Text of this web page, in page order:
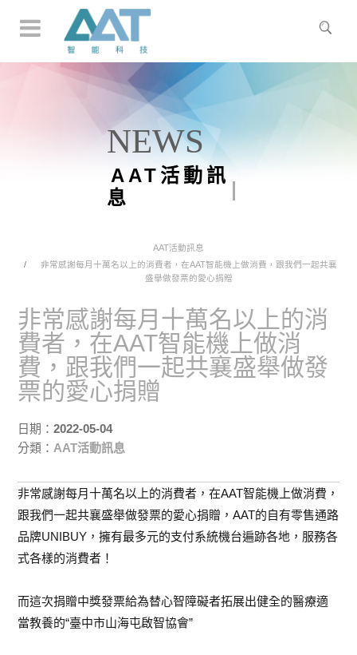
NEWS
AAT活動訊
息
AAT活動訊息
非常感謝每月十萬名以上的消費者，在AAT智能機上做消費，跟我們一起共襄
盛舉做發票的愛心捐贈
非常感謝每月十萬名以上的消
費者，在AAT智能機上做消
費，跟我們一起共襄盛舉做發
票的愛心捐贈
日期：2022-05-04
分類：AAT活動訊息
非常感謝每月十萬名以上的消費者，在AAT智能機上做消費，
跟我們一起共襄盛舉做發票的愛心捐贈，AAT的自有零售通路
品牌UNIBUY，擁有最多元的支付系統機台遍跡各地，服務各
式各樣的消費者！
而這次捐贈中獎發票給為替心智障礙者拓展出健全的醫療適
當教養的“臺中市山海屯啟智協會”